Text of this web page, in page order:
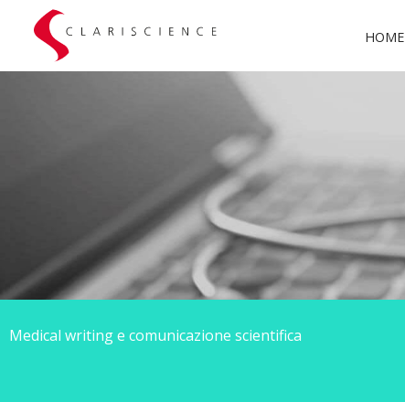
HOME
Medical writing e comunicazione scientifica